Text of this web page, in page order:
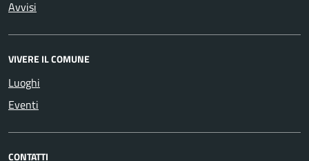
Avvisi
VIVERE IL COMUNE
Luoghi
Eventi
CONTATTI